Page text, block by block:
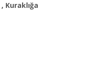
, Kuraklığa